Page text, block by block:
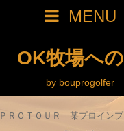
MENU
OK牧場へ
by bouprogolfer
ＰＲＯＴＯＵＲ 某プロイン